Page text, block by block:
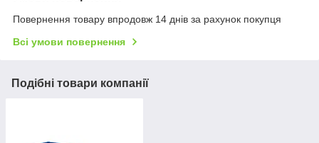
Повернення товару впродовж 14 днів за рахунок покупця
Всі умови повернення
Подібні товари компанії